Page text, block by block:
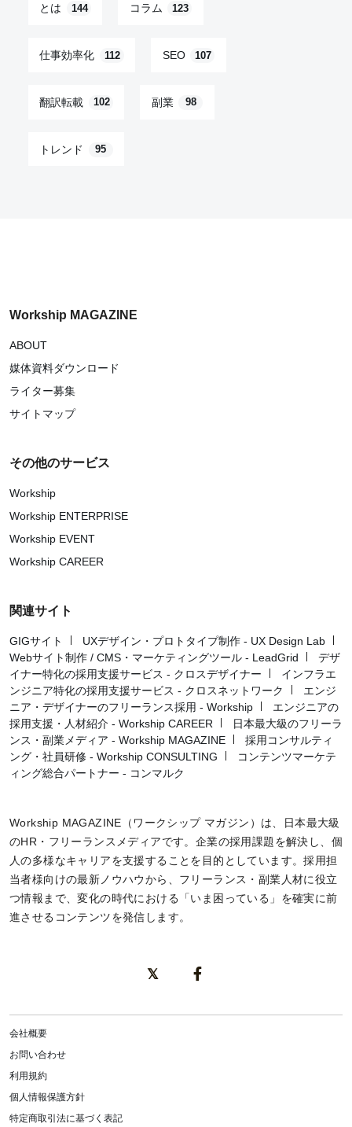
とは 144 コラム 123
仕事効率化 112 SEO 107
翻訳転載 102 副業 98
トレンド 95
Workship MAGAZINE
ABOUT
媒体資料ダウンロード
ライター募集
サイトマップ
その他のサービス
Workship
Workship ENTERPRISE
Workship EVENT
Workship CAREER
関連サイト
GIGサイト
UXデザイン・プロトタイプ制作 - UX Design Lab
Webサイト制作 / CMS・マーケティングツール - LeadGrid
デザ
イナー特化の採用支援サービス - クロスデザイナー
インフラエ
ンジニア特化の採用支援サービス - クロスネットワーク
エンジ
ニア・デザイナーのフリーランス採用 - Workship
エンジニアの
採用支援・人材紹介 - Workship CAREER
日本最大級のフリーラ
ンス・副業メディア - Workship MAGAZINE
採用コンサルティ
ング・社員研修 - Workship CONSULTING
コンテンツマーケテ
ィング総合パートナー - コンマルク
Workship MAGAZINE（ワークシップ マガジン）は、日本最大級
のHR・フリーランスメディアです。企業の採用課題を解決し、個
人の多様なキャリアを支援することを目的としています。採用担
当者様向けの最新ノウハウから、フリーランス・副業人材に役立
つ情報まで、変化の時代における「いま困っている」を確実に前
進させるコンテンツを発信します。
会社概要
お問い合わせ
利用規約
個人情報保護方針
特定商取引法に基づく表記